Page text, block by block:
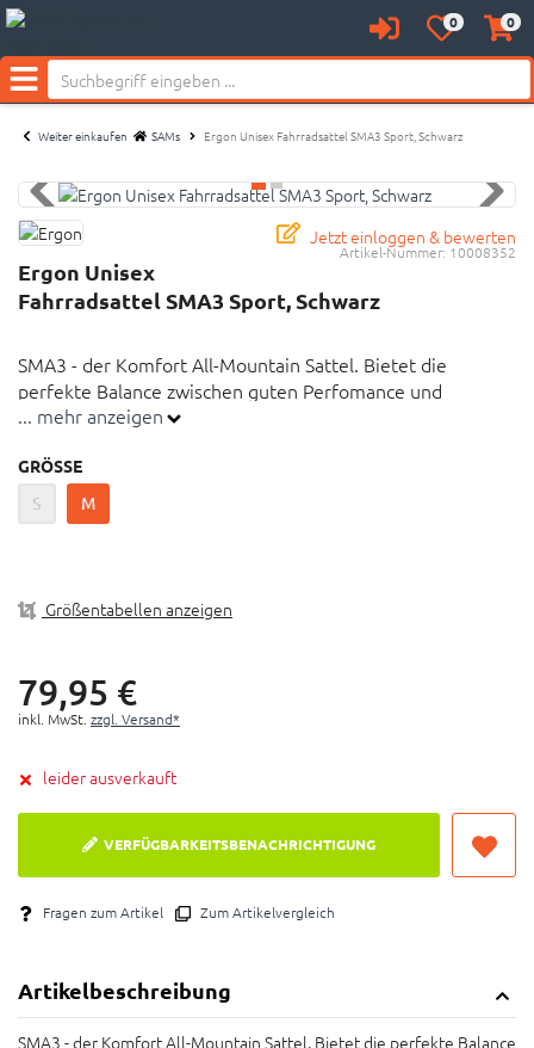
AnmeldenMerkzettel
aufklappen
0 0
Menü
Weiter einkaufen SAMs Ergon Unisex Fahrradsattel SMA3 Sport, Schwarz
Jetzt einloggen & bewerten
Artikel-Nummer: 10008352
Ergon Unisex
Fahrradsattel SMA3 Sport, Schwarz
SMA3 - der Komfort All-Mountain Sattel. Bietet die
perfekte Balance zwischen guten Perfomance und
Komforteigenschaften. Entwickelt mit der Freeride-
Formgebung: V-Shape Sitzfläche für optimale
Bewegungsfreiheit sowie leichten Wechsel der
Aircell Sitzschaum bietet erhöhte Stützkraft und
Entlastungskanal: Zur Prävention von Beschwerden
und Taubheitsgefühlen im Dammund Genitalbereich
Großflächige Druckverteilung: Optimale
Schambeinknochen durch eine flache, gleichmäßige
Auflagefläche zur Vorbeugung von Sitzbeschwerden
Heck: Schmales, abfallendes Heck mit flacher Kontur
... mehr anzeigen
GRÖSSE
S M
Größentabellen anzeigen
79,95 €
inkl. MwSt. zzgl. Versand*
leider ausverkauft
VERFÜGBARKEITSBENACHRICHTIGUNG
Fragen zum Artikel Zum Artikelvergleich
Artikelbeschreibung
SMA3 - der Komfort All-Mountain Sattel. Bietet die perfekte Balance